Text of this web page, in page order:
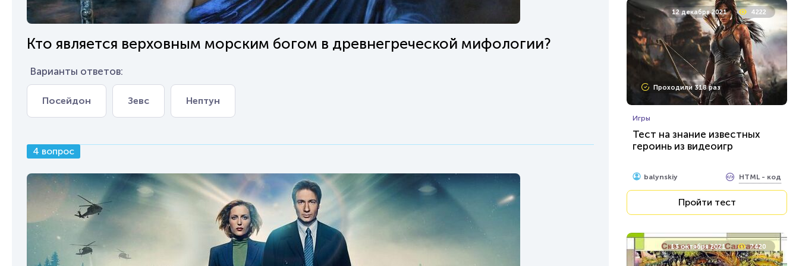
Кто является верховным морским богом в древнегреческой мифологии?
Варианты ответов:
Посейдон Зевс Нептун
4 вопрос
12 декабря 2021 4222
Проходили 318 раз
Игры
Тест на знание известных
героинь из видеоигр
balynskiy HTML - код
Пройти тест
13 октября 2021 7420